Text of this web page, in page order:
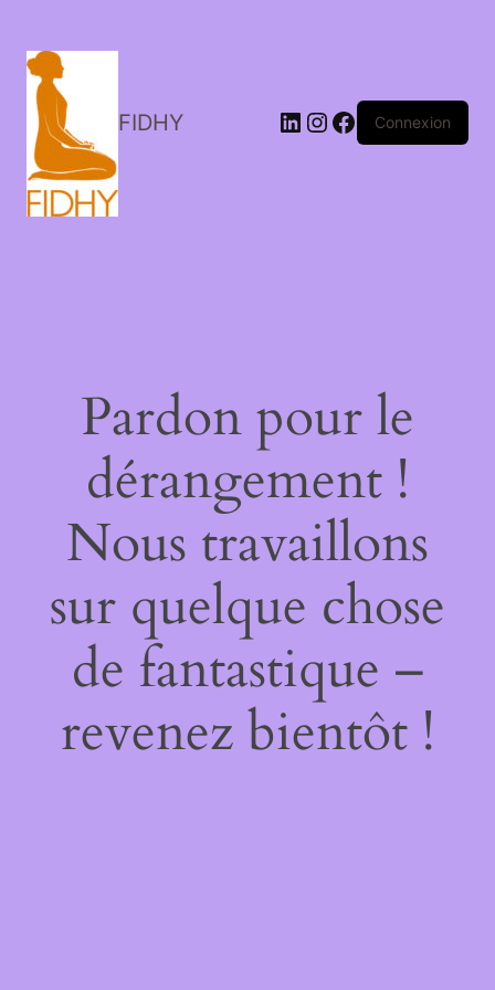
FIDHY LinkedIn
Instagram
Facebook
Connexion
Pardon pour le
dérangement !
Nous travaillons
sur quelque chose
de fantastique –
revenez bientôt !